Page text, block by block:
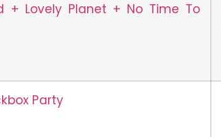
+ Lovely Planet + No Time To
Party